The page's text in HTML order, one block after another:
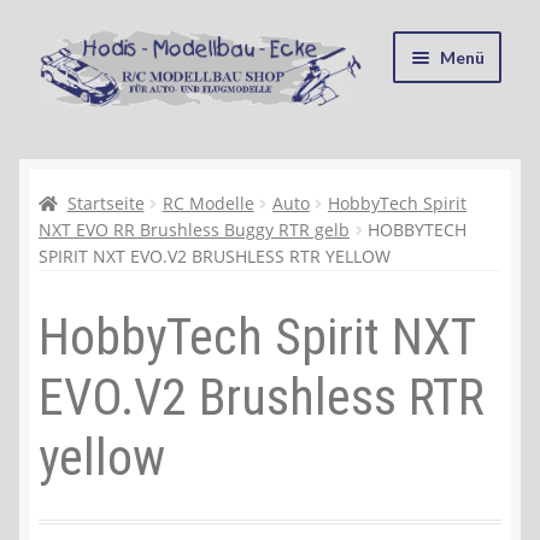
Zur
Navigation
springen
Zum
Inhalt
springen
Menü
Kasse
Mein Konto
Recycling, Entsorgung und Umwelt
Shop
Warenkorb
Ablauf einer Bestellung
Startseite RC Modelle Auto
HobbyTech Spirit
NXT EVO RR Brushless Buggy RTR gelb
HOBBYTECH
SPIRIT NXT EVO.V2 BRUSHLESS RTR YELLOW
HobbyTech Spirit NXT
EVO.V2 Brushless RTR
yellow